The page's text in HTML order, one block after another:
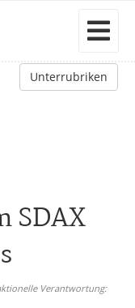
Unterrubriken
SDAX
Verantwortung: